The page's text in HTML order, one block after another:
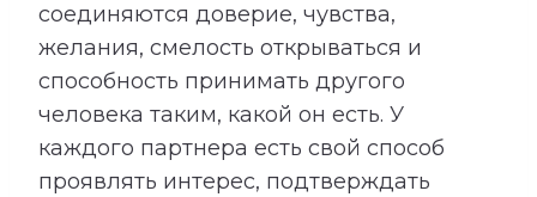
соединяются доверие, чувства,
желания, смелость открываться и
способность принимать другого
человека таким, какой он есть. У
каждого партнера есть свой способ
проявлять интерес, подтверждать